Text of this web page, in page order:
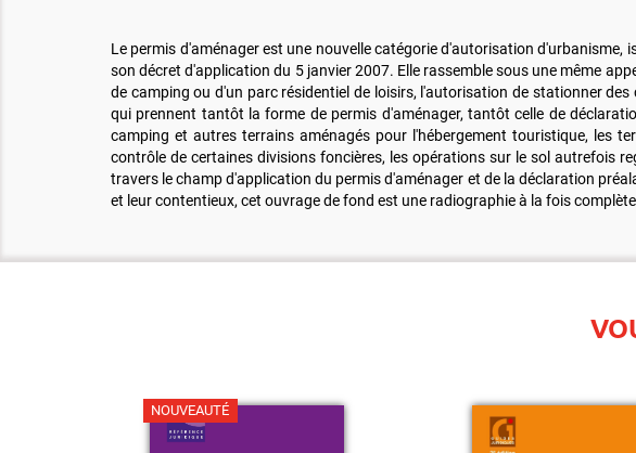
Le permis d'aménager est une nouvelle catégorie d'autorisation
son décret d'application du 5 janvier 2007. Elle rassemble sous une même
de camping ou d'un parc résidentiel de loisirs, l'autorisation de stationner
qui prennent tantôt la forme de permis d'aménager, tantôt celle de
camping et autres terrains aménagés pour l'hébergement touristique, les
contrôle de certaines divisions foncières, les opérations sur le sol autrefois
travers le champ d'application du permis d'aménager et de la déclaration
et leur contentieux, cet ouvrage de fond est une radiographie à la fois
NOUVEAUTÉ